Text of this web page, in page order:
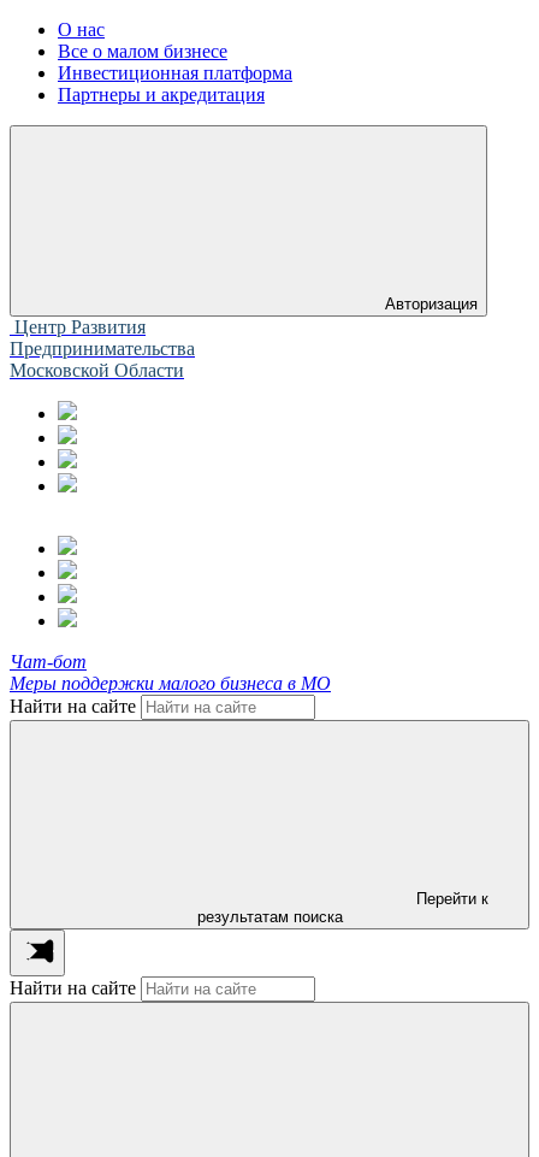
О нас
Все о малом бизнесе
Инвестиционная платформа
Партнеры и акредитация
Авторизация
Центр Развития
Предпринимательства
Московской Области
Чат-бот
Меры поддержки малого бизнеса в МО
Найти на сайте
Перейти к
результатам поиска
Найти на сайте